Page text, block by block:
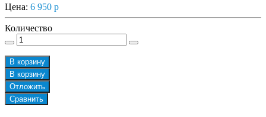
Цена: 6 950 p
Количество
В корзину
В корзину
Отложить
Сравнить